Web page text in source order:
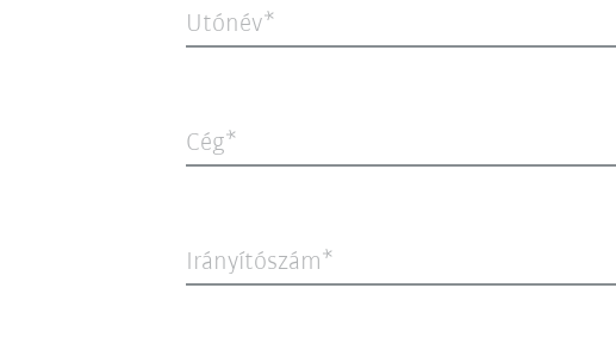
Utónév
Cég
Irányítószám